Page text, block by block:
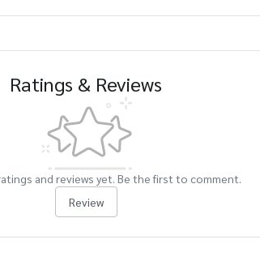
Ratings & Reviews
and reviews yet. Be the first to comment.
Review